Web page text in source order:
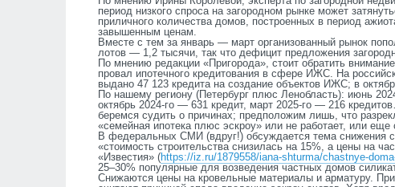
период низкого спроса на загородном рынке может
приличного количества домов, построенных в период
завышенным ценам.
Вместе с тем за январь — март организованный рынок
лотов — 1,2 тысячи, так что дефицит предложения
По мнению редакции «Пригорода», стоит обратить
провал ипотечного кредитования в сфере ИЖС. На
выдано 47 123 кредита на создание объектов ИЖС; в
По нашему региону (Петербург плюс Ленобласть): июнь
октябрь 2024-го — 631 кредит, март 2025-го — 216
беремся судить о причинах; предположим лишь, что
«семейная ипотека плюс эскроу» или не работает, или еще
В федеральных СМИ (вдруг!) обсуждается тема снижения
«стоимость строительства снизилась на 15%, а цены на
«Известия» (https://iz.ru/1879558/iana-shturma/chastnye-
25–30% популярные для возведения частных домов
Снижаются цены на кровельные материалы и арматуру.